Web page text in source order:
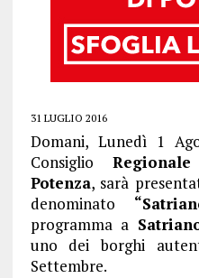
31 LUGLIO 2016
Domani, Lunedì 1
Consiglio
Potenza, sarà
denominato
programma a
uno dei borghi
Settembre.